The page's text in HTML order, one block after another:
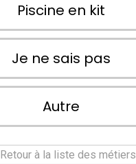
Piscine en kit
Je ne sais pas
Autre
Retour à la liste des métiers